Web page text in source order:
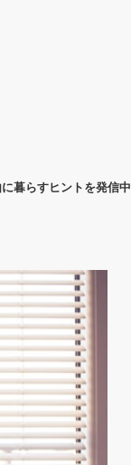
暮らすヒントを発信中